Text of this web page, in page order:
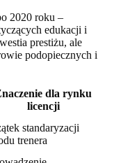
2020 roku –
edukacji i
prestiżu, ale
podopiecznych i
dla rynku
licencji
standaryzacji
trenera